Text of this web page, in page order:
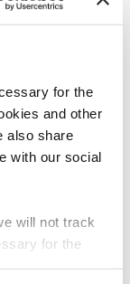
for the
and other
also share
with our social
will not track
for the